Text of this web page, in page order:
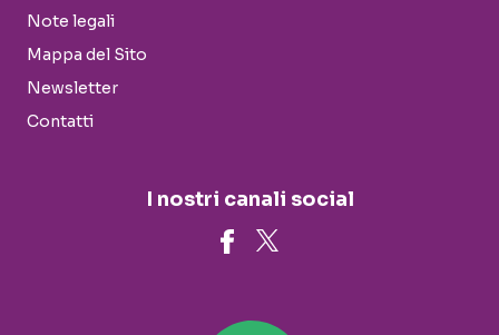
Note legali
Mappa del Sito
Newsletter
Contatti
I nostri canali social